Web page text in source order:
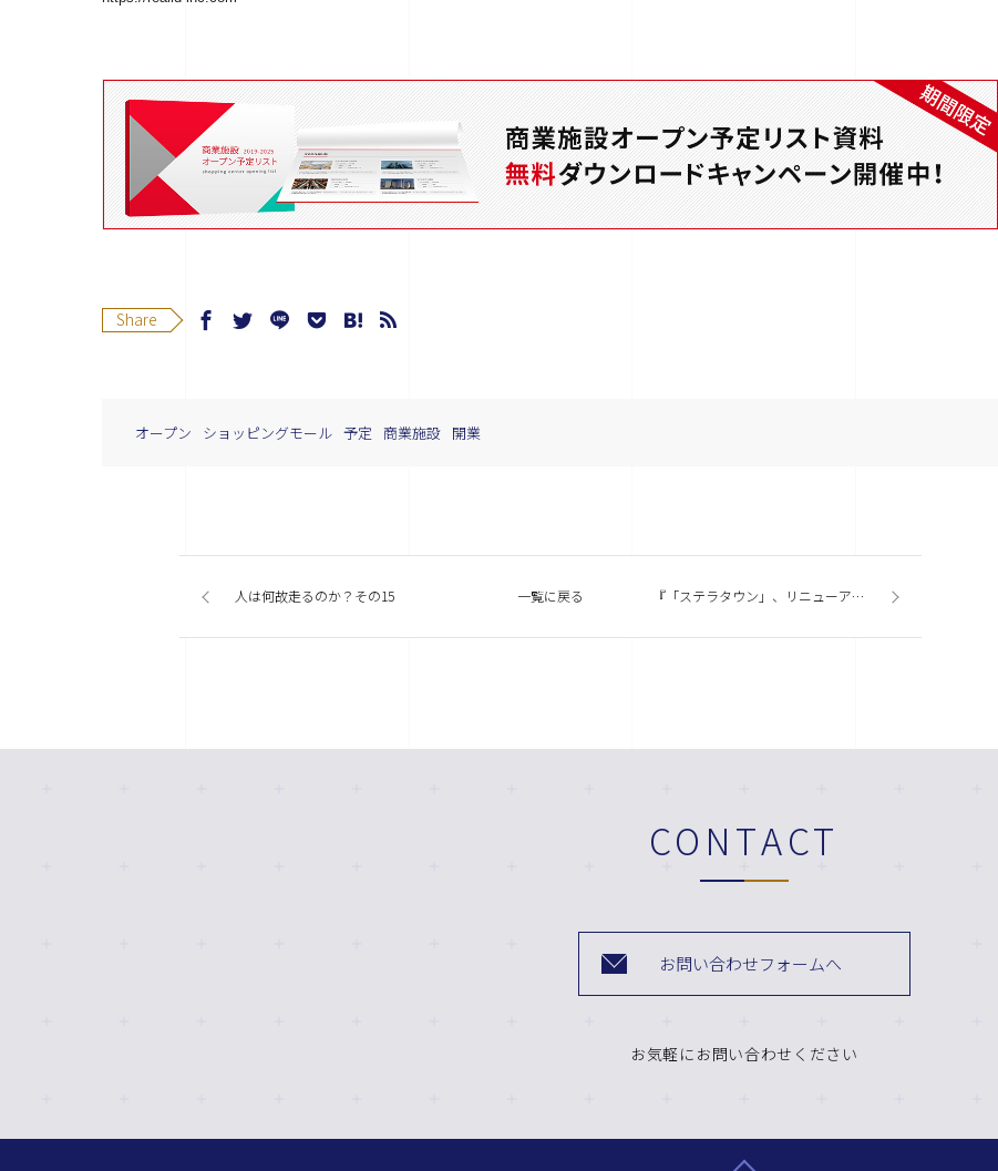
Share
オープン ショッピングモール 予定 商業施設 開業
人は何故走るのか？その15 一覧に戻る 『「ステラタウン」、リニューアルし3/18グランドオープン』今週の商業施設ニューストピックスまとめ（2016.2.4発行）
CONTACT
お問い合わせフォームへ
お気軽にお問い合わせください